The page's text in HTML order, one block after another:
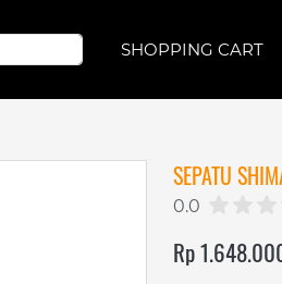
SHOPPING CART
SHOPPING CART
SEPATU
0.0
Rp